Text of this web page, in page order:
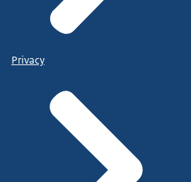
Privacy